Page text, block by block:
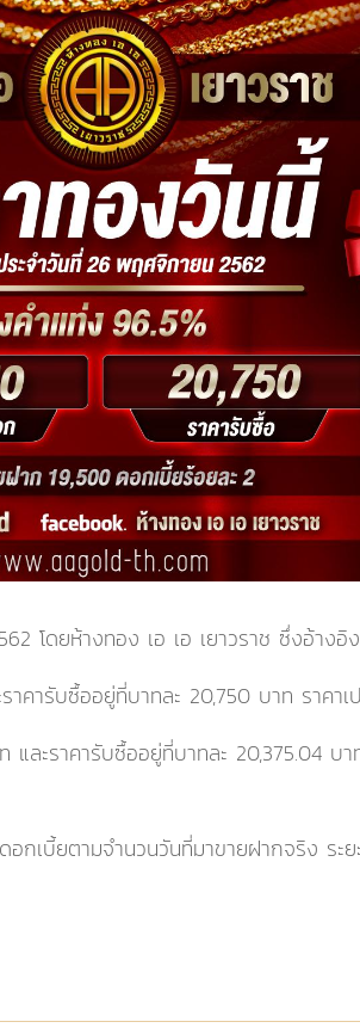
โดยห้างทอง เอ เอ เยาวราช ซึ่งอ้าง
าคารับซื้ออยู่ที่บาทละ 20,750 บาท ราคา
และราคารับซื้ออยู่ที่บาทละ 20,375.04 บา
กเบี้ยตามจำนวนวันที่มาขายฝากจริง ระ